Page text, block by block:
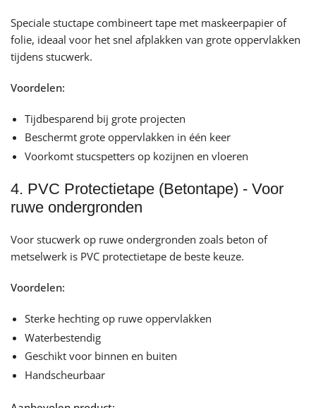
Speciale stuctape combineert tape met maskeerpapier of
folie, ideaal voor het snel afplakken van grote oppervlakken
tijdens stucwerk.
Voordelen:
Tijdbesparend bij grote projecten
Beschermt grote oppervlakken in één keer
Voorkomt stucspetters op kozijnen en vloeren
4. PVC Protectietape (Betontape) - Voor
ruwe ondergronden
Voor stucwerk op ruwe ondergronden zoals beton of
metselwerk is PVC protectietape de beste keuze.
Voordelen:
Sterke hechting op ruwe oppervlakken
Waterbestendig
Geschikt voor binnen en buiten
Handscheurbaar